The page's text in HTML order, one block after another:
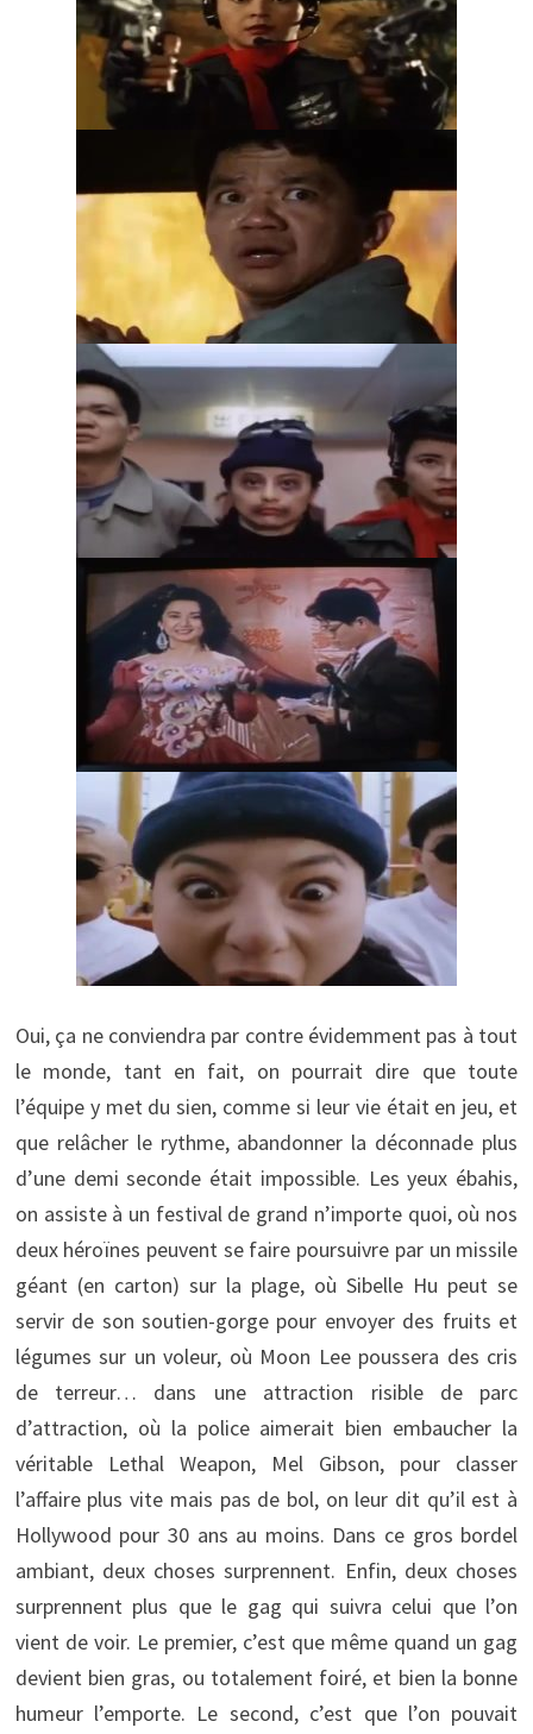
Oui, ça ne conviendra par contre évidemment pas à tout
le monde, tant en fait, on pourrait dire que toute
l’équipe y met du sien, comme si leur vie était en jeu, et
que relâcher le rythme, abandonner la déconnade plus
d’une demi seconde était impossible. Les yeux ébahis,
on assiste à un festival de grand n’importe quoi, où nos
deux héroïnes peuvent se faire poursuivre par un missile
géant (en carton) sur la plage, où Sibelle Hu peut se
servir de son soutien-gorge pour envoyer des fruits et
légumes sur un voleur, où Moon Lee poussera des cris
de terreur… dans une attraction risible de parc
d’attraction, où la police aimerait bien embaucher la
véritable Lethal Weapon, Mel Gibson, pour classer
l’affaire plus vite mais pas de bol, on leur dit qu’il est à
Hollywood pour 30 ans au moins. Dans ce gros bordel
ambiant, deux choses surprennent. Enfin, deux choses
surprennent plus que le gag qui suivra celui que l’on
vient de voir. Le premier, c’est que même quand un gag
devient bien gras, ou totalement foiré, et bien la bonne
humeur l’emporte. Le second, c’est que l’on pouvait